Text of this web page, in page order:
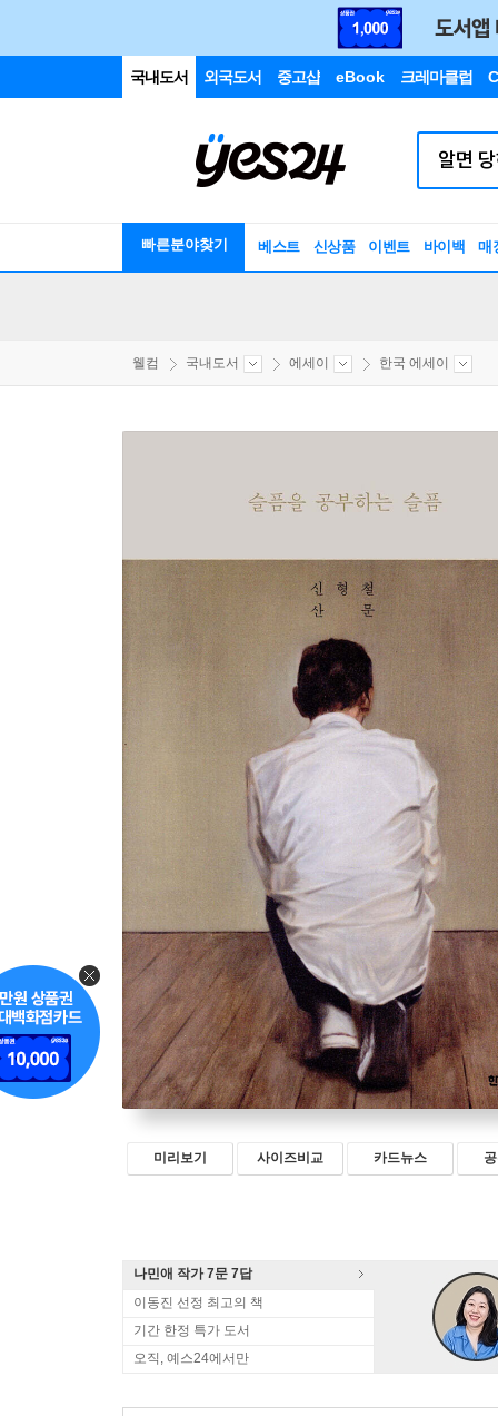
국내도서 외국도서 중고샵 eBook 크레마클럽
빠른분야찾기 베스트 신상품 이벤트 바이백 매
웰컴 국내도서 에세이 한국 에세이
미리보기 사이즈비교 카드뉴스
나민애 작가 7문 7답
이동진 선정 최고의 책
기간 한정 특가 도서
오직, 예스24에서만